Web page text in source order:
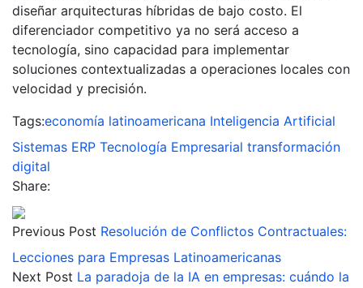
diseñar arquitecturas híbridas de bajo costo. El
diferenciador competitivo ya no será acceso a
tecnología, sino capacidad para implementar
soluciones contextualizadas a operaciones locales con
velocidad y precisión.
Tags:economía latinoamericana Inteligencia Artificial
Sistemas ERP Tecnología Empresarial transformación
digital
Share:
Previous Post Resolución de Conflictos Contractuales:
Lecciones para Empresas Latinoamericanas
Next Post La paradoja de la IA en empresas: cuándo la